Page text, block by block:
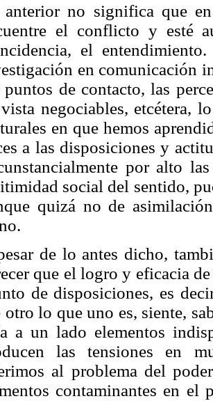
no significa que
el conflicto y esté
el
en comunicación
de contacto, las
negociables, etcétera,
en que hemos
a las disposiciones y
por alto
social del sentido,
quizá no de
de lo antes dicho,
que el logro y eficacia
de disposiciones, es
otro lo que uno es, siente,
a un lado elementos
las tensiones en
al problema del
contaminantes en el